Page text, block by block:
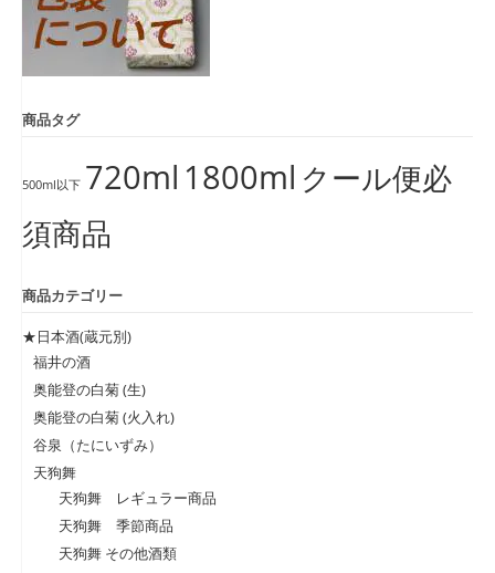
商品タグ
500ml以下 720ml 1800ml クール便必
須商品
商品カテゴリー
★日本酒(蔵元別)
福井の酒
奥能登の白菊 (生)
奥能登の白菊 (火入れ)
谷泉（たにいずみ）
天狗舞
天狗舞 レギュラー商品
天狗舞 季節商品
天狗舞 その他酒類